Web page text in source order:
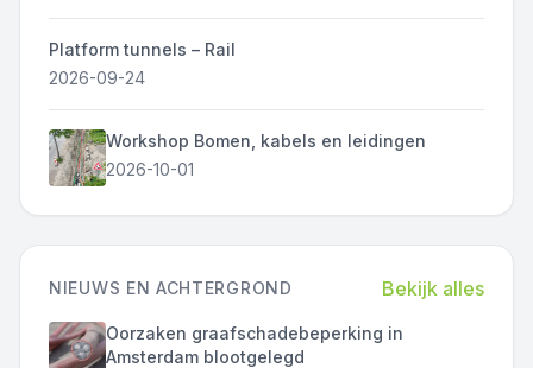
Platform tunnels – Rail
2026-09-24
Workshop Bomen, kabels en leidingen
2026-10-01
NIEUWS EN ACHTERGROND Bekijk alles
Oorzaken graafschadebeperking in
Amsterdam blootgelegd